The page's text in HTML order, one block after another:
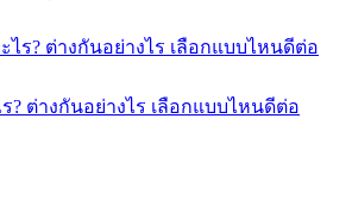
ร? ต่างกันอย่างไร เลือกแบบไหนดีต่อ